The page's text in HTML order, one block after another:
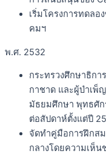
เริ่มโครงการทดล
คมฯ
พ.ศ. 2532
กระทรวงศึกษาธิกา
กาชาด และผู้บำเพ็
มัธยมศึกษา พุทธศัก
ต่อสัปดาห์ตั้งแต่ปี
จัดทำคู่มือการฝึกส
กลางโดยความเห็